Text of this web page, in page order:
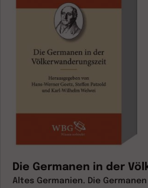
Die Germanen in der
Altes Germanien. Die